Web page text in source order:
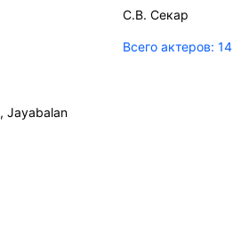
, Jayabalan
С.В. Секар
Всего актеров: 14